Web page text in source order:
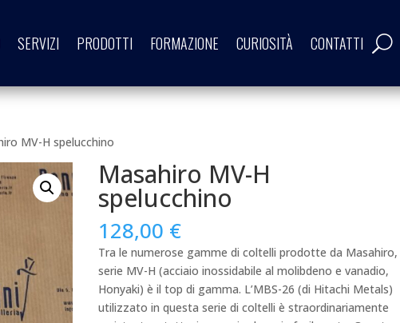
SERVIZI PRODOTTI FORMAZIONE CURIOSITÀ CONTATTI
MV-H spelucchino
Masahiro MV-H
spelucchino
128,00 €
Tra le numerose gamme di coltelli prodotte da Masahiro,
serie MV-H (acciaio inossidabile al molibdeno e vanadio,
Honyaki) è il top di gamma. L’MBS-26 (di Hitachi Metals)
utilizzato in questa serie di coltelli è straordinariamente